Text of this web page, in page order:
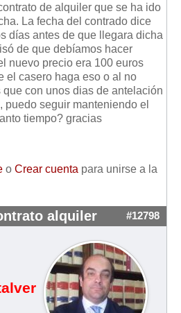
Urbanos
de Propietarios
de Vivienda en Propiedad
de alquiler que se ha ido
La fecha del contrado dice
días antes de que llegara dicha
de que debíamos hacer
nuevo precio era 100 euros
el casero haga eso o al no
que con unos dias de antelación
puedo seguir manteniendo el
tiempo? gracias
o Crear cuenta para unirse a la
alquiler #12798